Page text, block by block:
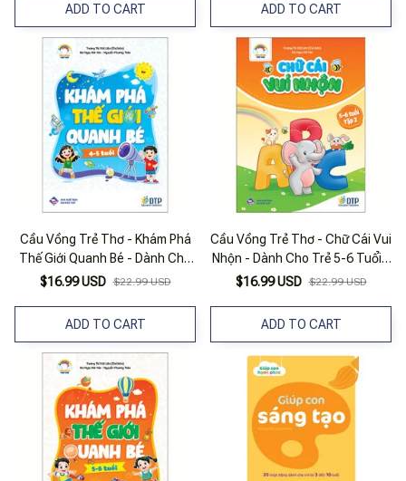
ADD TO CART ADD TO CART
Cầu Vồng Trẻ Thơ - Khám Phá
Thế Giới Quanh Bé - Dành Cho
Trẻ 4-5 Tuổi
$16.99 USD $22.99 USD
ADD TO CART
Cầu Vồng Trẻ Thơ - Chữ Cái Vui
Nhộn - Dành Cho Trẻ 5-6 Tuổi -
Tập 2
$16.99 USD $22.99 USD
ADD TO CART